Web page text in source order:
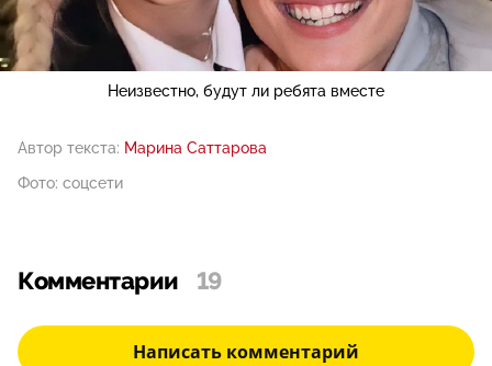
Неизвестно, будут ли ребята вместе
Автор текста: Марина Саттарова
Фото: соцсети
Комментарии 19
Написать комментарий